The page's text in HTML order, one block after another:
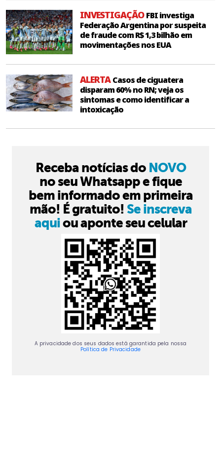
INVESTIGAÇÃOFBI investiga
Federação Argentina por suspeita
de fraude com R$ 1,3 bilhão em
movimentações nos EUA
ALERTACasos de ciguatera
disparam 60% no RN; veja os
sintomas e como identificar a
intoxicação
Receba notícias do NOVO
no seu Whatsapp e fique
bem informado em primeira
mão! É gratuito! Se inscreva
aquiou aponte seu celular
A privacidade dos seus dados está garantida pela nossa
Política de Privacidade